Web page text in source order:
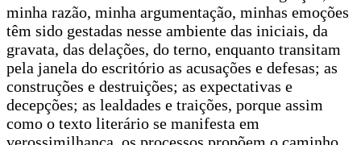
minha razão, minha argumentação, minhas emoções
têm sido gestadas nesse ambiente das iniciais, da
gravata, das delações, do terno, enquanto transitam
pela janela do escritório as acusações e defesas; as
construções e destruições; as expectativas e
decepções; as lealdades e traições, porque assim
como o texto literário se manifesta em